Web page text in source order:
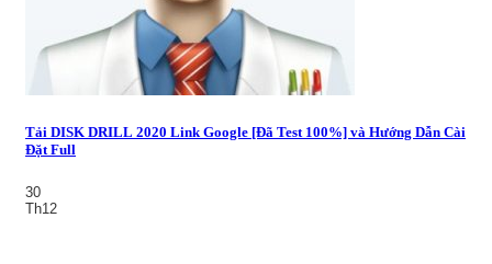
Tải DISK DRILL 2020 Link Google [Đã Test 100%] và Hướng Dẫn Cài
Đặt Full
30
Th12